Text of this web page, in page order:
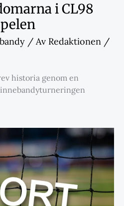
i CL98
/ Av Redaktionen /
historia genom en